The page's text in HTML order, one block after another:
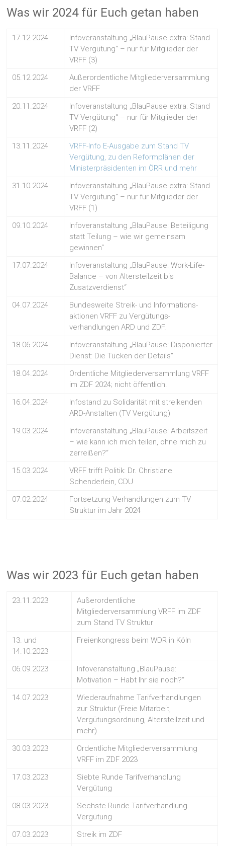
Was wir 2024 für Euch getan haben
17.12.2024
Infoveranstaltung „BlauPause extra: Stand
TV Vergütung“ – nur für Mitglieder der
VRFF (3)
05.12.2024
Außerordentliche Mitgliederversammlung
der VRFF
20.11.2024
Infoveranstaltung „BlauPause extra: Stand
TV Vergütung“ – nur für Mitglieder der
VRFF (2)
13.11.2024
VRFF-Info E-Ausgabe zum Stand TV
Vergütung, zu den Reformplänen der
Ministerpräsidenten im ÖRR und mehr
31.10.2024
Infoveranstaltung „BlauPause extra: Stand
TV Vergütung“ – nur für Mitglieder der
VRFF (1)
09.10.2024
Infoveranstaltung „BlauPause: Beteiligung
statt Teilung – wie wir gemeinsam
gewinnen“
17.07.2024
Infoveranstaltung „BlauPause: Work-Life-
Balance – von Altersteilzeit bis
Zusatzverdienst“
04.07.2024
Bundesweite Streik- und Informations-
aktionen VRFF zu Vergütungs-
verhandlungen ARD und ZDF.
18.06.2024
Infoveranstaltung „BlauPause: Disponierter
Dienst: Die Tücken der Details“
18.04.2024
Ordentliche Mitgliederversammlung VRFF
im ZDF 2024; nicht öffentlich.
16.04.2024
Infostand zu Solidarität mit streikenden
ARD-Anstalten (TV Vergütung)
19.03.2024
Infoveranstaltung „BlauPause: Arbeitszeit
– wie kann ich mich teilen, ohne mich zu
zerreißen?“
15.03.2024
VRFF trifft Politik: Dr. Christiane
Schenderlein, CDU
07.02.2024
Fortsetzung Verhandlungen zum TV
Struktur im Jahr 2024
Was wir 2023 für Euch getan haben
23.11.2023
Außerordentliche
Mitgliederversammlung VRFF im ZDF
zum Stand TV Struktur
13. und
14.10.2023
Freienkongress beim WDR in Köln
06.09.2023
Infoveranstaltung „BlauPause:
Motivation – Habt Ihr sie noch?“
14.07.2023
Wiederaufnahme Tarifverhandlungen
zur Struktur (Freie Mitarbeit,
Vergütungsordnung, Altersteilzeit und
mehr)
30.03.2023
Ordentliche Mitgliederversammlung
VRFF im ZDF 2023
17.03.2023
Siebte Runde Tarifverhandlung
Vergütung
08.03.2023
Sechste Runde Tarifverhandlung
Vergütung
07.03.2023
Streik im ZDF